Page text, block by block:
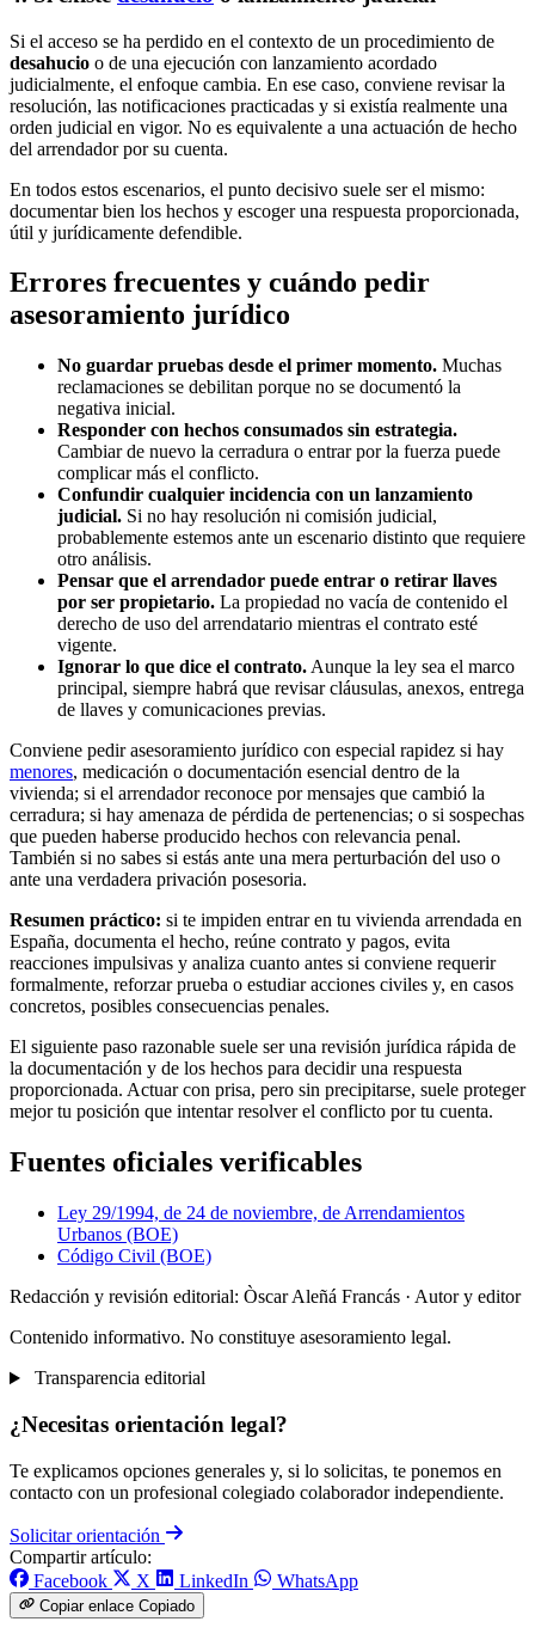
Si el acceso se ha perdido en el contexto de un procedimiento de
desahucio o de una ejecución con lanzamiento acordado
judicialmente, el enfoque cambia. En ese caso, conviene revisar la
resolución, las notificaciones practicadas y si existía realmente una
orden judicial en vigor. No es equivalente a una actuación de hecho
del arrendador por su cuenta.
En todos estos escenarios, el punto decisivo suele ser el mismo:
documentar bien los hechos y escoger una respuesta proporcionada,
útil y jurídicamente defendible.
Errores frecuentes y cuándo pedir
asesoramiento jurídico
No guardar pruebas desde el primer momento. Muchas
reclamaciones se debilitan porque no se documentó la
negativa inicial.
Responder con hechos consumados sin estrategia.
Cambiar de nuevo la cerradura o entrar por la fuerza puede
complicar más el conflicto.
Confundir cualquier incidencia con un lanzamiento
judicial. Si no hay resolución ni comisión judicial,
probablemente estemos ante un escenario distinto que requiere
otro análisis.
Pensar que el arrendador puede entrar o retirar llaves
por ser propietario. La propiedad no vacía de contenido el
derecho de uso del arrendatario mientras el contrato esté
vigente.
Ignorar lo que dice el contrato. Aunque la ley sea el marco
principal, siempre habrá que revisar cláusulas, anexos, entrega
de llaves y comunicaciones previas.
Conviene pedir asesoramiento jurídico con especial rapidez si hay
menores, medicación o documentación esencial dentro de la
vivienda; si el arrendador reconoce por mensajes que cambió la
cerradura; si hay amenaza de pérdida de pertenencias; o si sospechas
que pueden haberse producido hechos con relevancia penal.
También si no sabes si estás ante una mera perturbación del uso o
ante una verdadera privación posesoria.
Resumen práctico: si te impiden entrar en tu vivienda arrendada en
España, documenta el hecho, reúne contrato y pagos, evita
reacciones impulsivas y analiza cuanto antes si conviene requerir
formalmente, reforzar prueba o estudiar acciones civiles y, en casos
concretos, posibles consecuencias penales.
El siguiente paso razonable suele ser una revisión jurídica rápida de
la documentación y de los hechos para decidir una respuesta
proporcionada. Actuar con prisa, pero sin precipitarse, suele proteger
mejor tu posición que intentar resolver el conflicto por tu cuenta.
Fuentes oficiales verificables
Ley 29/1994, de 24 de noviembre, de Arrendamientos
Urbanos (BOE)
Código Civil (BOE)
Redacción y revisión editorial: Òscar Aleñá Francás · Autor y editor
Contenido informativo. No constituye asesoramiento legal.
Transparencia editorial
¿Necesitas orientación legal?
Te explicamos opciones generales y, si lo solicitas, te ponemos en
contacto con un profesional colegiado colaborador independiente.
Solicitar orientación
Compartir artículo:
Facebook
X LinkedIn WhatsApp
Copiar enlace Copiado